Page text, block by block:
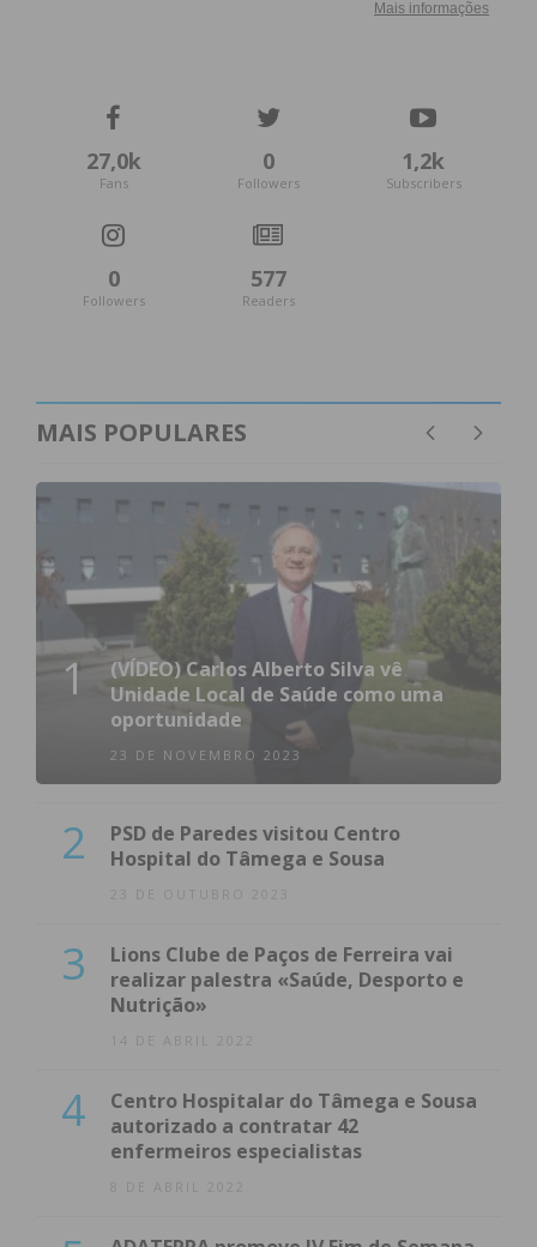
27,0k
Fans
0
Followers
1,2k
Subscribers
0
Followers
577
Readers
MAIS POPULARES
1
(VÍDEO) Carlos Alberto Silva vê
Unidade Local de Saúde como uma
oportunidade
23 DE NOVEMBRO 2023
2
PSD de Paredes visitou Centro
Hospital do Tâmega e Sousa
23 DE OUTUBRO 2023
3
Lions Clube de Paços de Ferreira vai
realizar palestra «Saúde, Desporto e
Nutrição»
14 DE ABRIL 2022
4
Centro Hospitalar do Tâmega e Sousa
autorizado a contratar 42
enfermeiros especialistas
8 DE ABRIL 2022